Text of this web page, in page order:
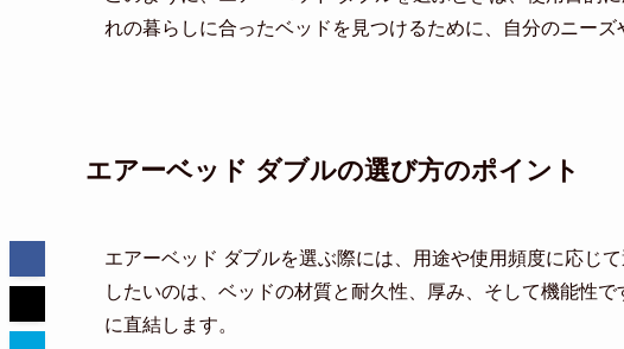
れの暮らしに合ったベッドを見つけるために、自分のニー
エアーベッド ダブルの選び方のポイント
エアーベッド ダブルを選ぶ際には、用途や使用頻度に応じ
したいのは、ベッドの材質と耐久性、厚み、そして機能性
に直結します。